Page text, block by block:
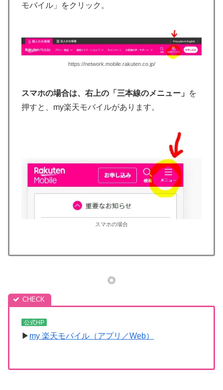
モバイル」をクリック。
https://network.mobile.rakuten.co.jp/
スマホの場合は、右上の「三本線のメニュー」
を
押すと、my楽天モバイルがあります。
スマホの場合
◎
公式HP
▶ my 楽天モバイル（アプリ／Web）